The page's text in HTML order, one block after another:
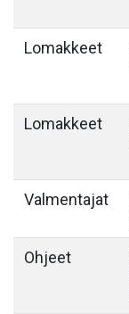
Lomakkeet
Lomakkeet
Valmentajat
Ohjeet